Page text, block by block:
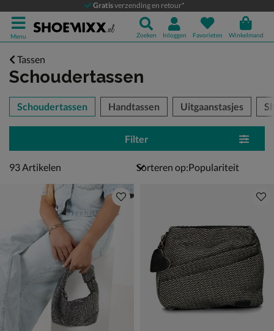
Gratisverzending en retour*
Menu Zoeken Inloggen Favorieten Winkelmand
Tassen
Schoudertassen
over
Schoudertassen Handtassen Uitgaanstasjes
Filter
93 artikelen
93Artikelen Sorteren op: